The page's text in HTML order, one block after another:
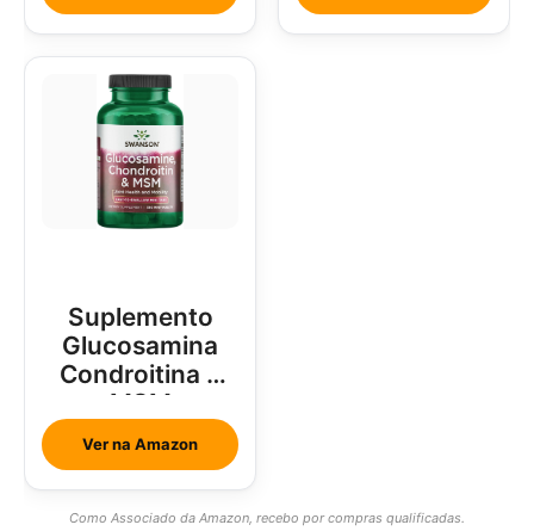
Suplemento
Glucosamina
Condroitina e
MSM
Ver na Amazon
Como Associado da Amazon, recebo por compras qualificadas.